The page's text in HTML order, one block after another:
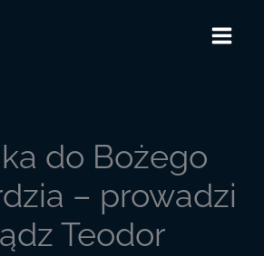
do Bożego
– prowadzi
Teodor